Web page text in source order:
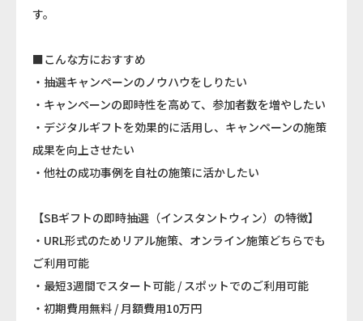
す。
■こんな方におすすめ
・抽選キャンペーンのノウハウをしりたい
・キャンペーンの即時性を高めて、参加者数を増やしたい
・デジタルギフトを効果的に活用し、キャンペーンの施策
成果を向上させたい
・他社の成功事例を自社の施策に活かしたい
【SBギフトの即時抽選（インスタントウィン）の特徴】
・URL形式のためリアル施策、オンライン施策どちらでも
ご利用可能
・最短3週間でスタート可能 / スポットでのご利用可能
・初期費用無料 / 月額費用10万円